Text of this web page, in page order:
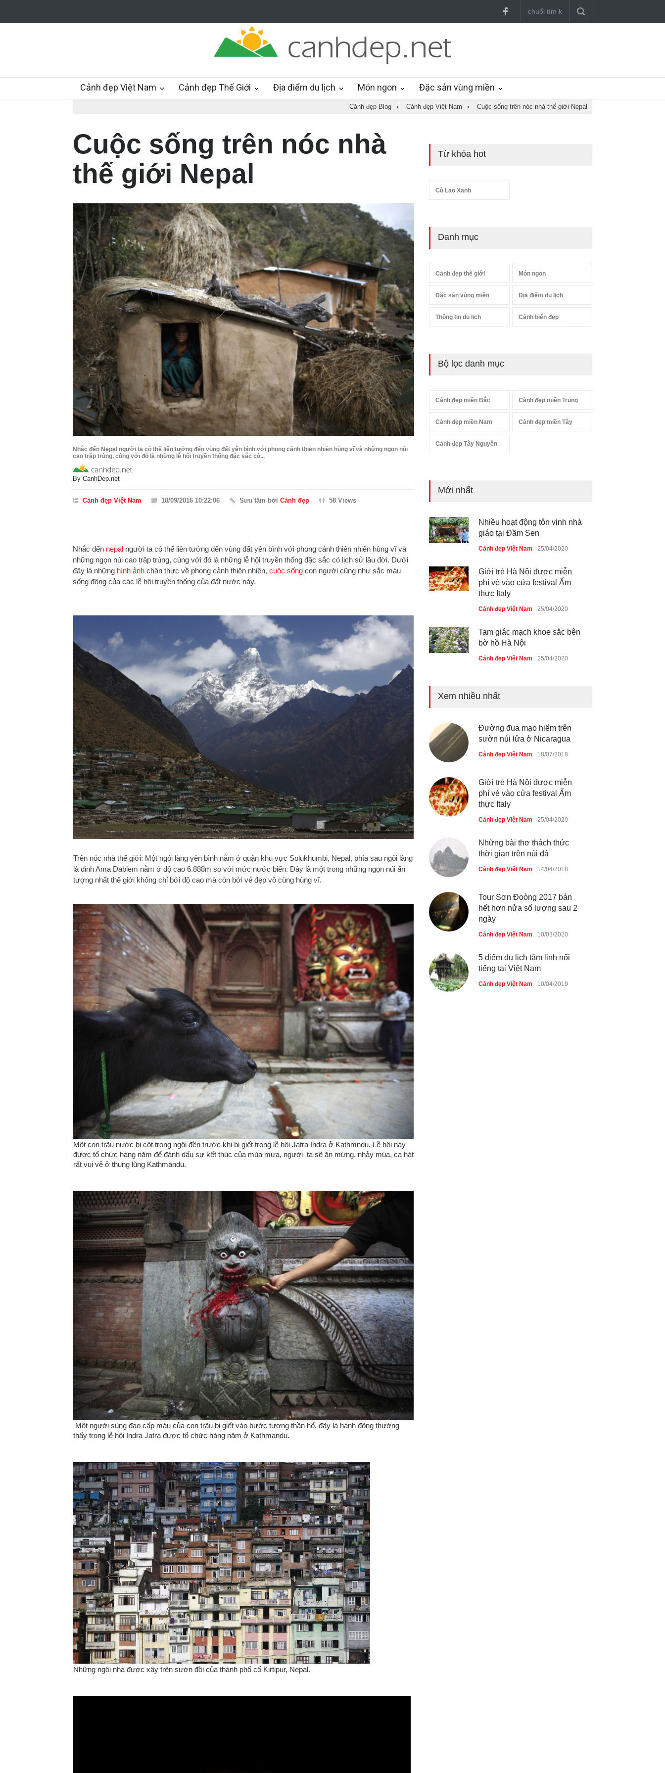
Cảnh đẹp Việt Nam Cảnh đẹp Thế Giới Địa điểm du lịch Món ngon Đặc sản vùng miền
Cảnh đẹp Blog › Cảnh đẹp Việt Nam › Cuộc sống trên nóc nhà thế giới Nepal
Cuộc sống trên nóc nhà
thế giới Nepal
Nhắc đến Nepal người ta có thể liên tưởng đến vùng đất yên bình với phong cảnh thiên nhiên hùng vĩ và những ngọn núi
cao trập trùng, cùng với đó là những lễ hội truyền thống đặc sắc có...
By CanhDep.net
Cảnh đẹp Việt Nam 18/09/2016 10:22:06 Sưu tầm bởi Cảnh đẹp 58 Views
Nhắc đến nepal người ta có thể liên tưởng đến vùng đất yên bình với phong cảnh thiên nhiên hùng vĩ và
những ngọn núi cao trập trùng, cùng với đó là những lễ hội truyền thống đặc sắc có lịch sử lâu đời. Dưới
đây là những hình ảnh chân thực về phong cảnh thiên nhiên, cuộc sống con người cũng như sắc màu
sống động của các lễ hội truyền thống của đất nước này.
Trên nóc nhà thế giới: Một ngôi làng yên bình nằm ở quận khu vực Solukhumbi, Nepal, phía sau ngôi làng
là đỉnh Ama Dablem nằm ở độ cao 6.888m so với mức nước biển. Đây là một trong những ngọn núi ấn
tượng nhất thế giới không chỉ bởi độ cao mà còn bởi vẻ đẹp vô cùng hùng vĩ.
Một con trâu nước bị cột trong ngôi đền trước khi bị giết trong lễ hội Jatra Indra ở Kathmndu. Lễ hội này
được tổ chức hàng năm để đánh dấu sự kết thúc của mùa mưa, người ta sẽ ăn mừng, nhảy múa, ca hát
rất vui vẻ ở thung lũng Kathmandu.
Một người sùng đạo cấp máu của con trâu bị giết vào bước tượng thần hổ, đây là hành động thường
thấy trong lễ hội Indra Jatra được tổ chức hàng năm ở Kathmandu.
Những ngôi nhà được xây trên sườn đồi của thành phố cổ Kirtipur, Nepal.
Từ khóa hot
Cù Lao Xanh
Danh mục
Cảnh đẹp thế giới Món ngon
Đặc sản vùng miền Địa điểm du lịch
Thông tin du lịch Cảnh biển đẹp
Bộ lọc danh mục
Cảnh đẹp miền Bắc Cảnh đẹp miền Trung
Cảnh đẹp miền Nam Cảnh đẹp miền Tây
Cảnh đẹp Tây Nguyên
Mới nhất
Nhiều hoạt động tôn vinh nhà
giáo tại Đầm Sen
Cảnh đẹp Việt Nam 25/04/2020
Giới trẻ Hà Nội được miễn
phí vé vào cửa festival Ẩm
thực Italy
Cảnh đẹp Việt Nam 25/04/2020
Tam giác mạch khoe sắc bên
bờ hồ Hà Nội
Cảnh đẹp Việt Nam 25/04/2020
du lịch quốc gia
Những món ăn đồng quê dân
dã ở Sài Gòn
Cảnh đẹp Việt Nam 25/04/2020
Xem nhiều nhất
Đường đua mạo hiểm trên
sườn núi lửa ở Nicaragua
Cảnh đẹp Việt Nam 18/07/2018
Giới trẻ Hà Nội được miễn
phí vé vào cửa festival Ẩm
thực Italy
Cảnh đẹp Việt Nam 25/04/2020
Những bài thơ thách thức
thời gian trên núi đá
Cảnh đẹp Việt Nam 14/04/2018
Tour Sơn Đoòng 2017 bán
hết hơn nửa số lượng sau 2
ngày
Cảnh đẹp Việt Nam 10/03/2020
5 điểm du lịch tâm linh nổi
tiếng tại Việt Nam
Cảnh đẹp Việt Nam 10/04/2019